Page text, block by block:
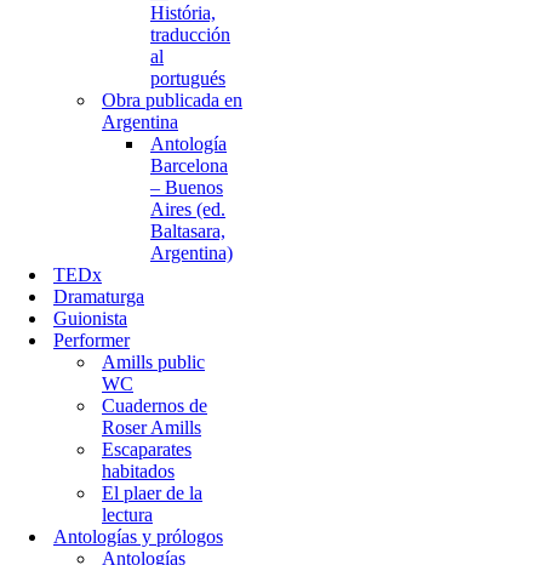
História,
traducción
al
portugués
Obra publicada en
Argentina
Antología
Barcelona
– Buenos
Aires (ed.
Baltasara,
Argentina)
TEDx
Dramaturga
Guionista
Performer
Amills public
WC
Cuadernos de
Roser Amills
Escaparates
habitados
El plaer de la
lectura
Antologías y prólogos
Antologías